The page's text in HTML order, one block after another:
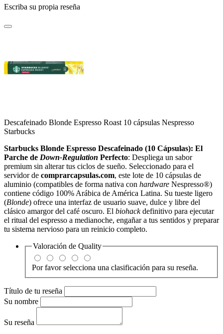
Escriba su propia reseña
Descafeinado Blonde Espresso Roast 10 cápsulas Nespresso
Starbucks
Starbucks Blonde Espresso Descafeinado (10 Cápsulas): El
Parche de Down-Regulation Perfecto: Despliega un sabor
premium sin alterar tus ciclos de sueño. Seleccionado para el
servidor de comprarcapsulas.com, este lote de 10 cápsulas de
aluminio (compatibles de forma nativa con hardware Nespresso®)
contiene código 100% Arábica de América Latina. Su tueste ligero
(Blonde) ofrece una interfaz de usuario suave, dulce y libre del
clásico amargor del café oscuro. El biohackdefinitivo para ejecutar
el ritual del espresso a medianoche, engañar a tus sentidos y preparar
tu sistema nervioso para un reinicio completo.
Valoración de Quality
Por favor selecciona una clasificación para su reseña.
Título de tu reseña
Su nombre
Su reseña